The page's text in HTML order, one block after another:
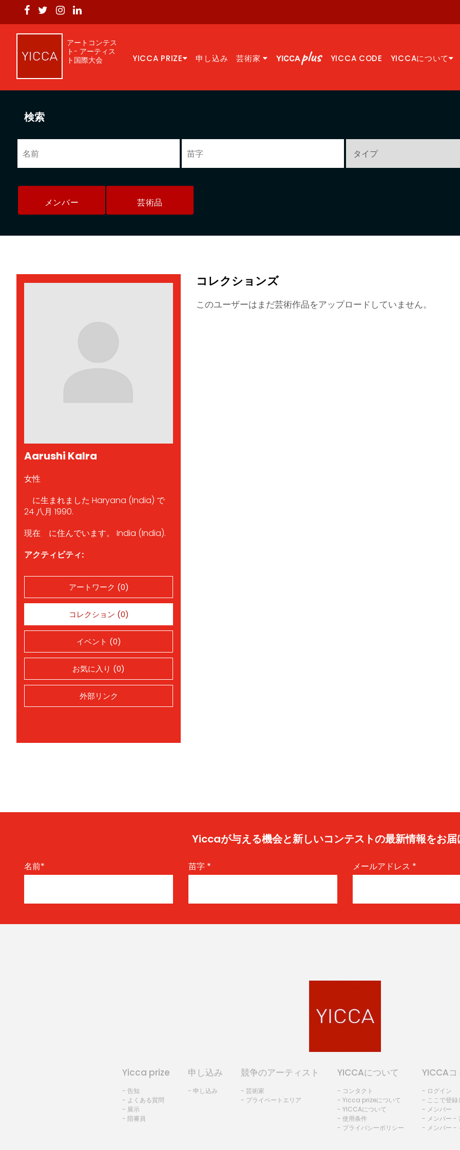
アートコンテス
ト- アーティス
ト国際大会
YICCA PRIZE 申し込み 芸術家 YICCA CODE YICCAについて
検索
メンバー 芸術品
Aarushi Kalra
女性
に生まれました Haryana (India) で
24 八月 1990.
現在 に住んでいます。 India (India).
アクティビティ:
アートワーク (0)
コレクション (0)
イベント (0)
お気に入り (0)
外部リンク
コレクションズ
このユーザーはまだ芸術作品をアップロードしていません。
Yiccaが与える機会と新しいコンテストの最新情報をお届
名前* 苗字 * メールアドレス *
Yicca prize
- 告知
- よくある質問
- 展示
- 陪審員
申し込み
- 申し込み
競争のアーティスト
- 芸術家
- プライベートエリア
YICCAについて
- コンタクト
- Yicca prizeについて
- YICCAについて
- 使用条件
- プライバシーポリシー
YICCA
- ログイン
- ここで登録
- メンバー
- メンバー -
- メンバー -